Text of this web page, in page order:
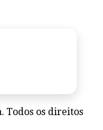
Todos os direitos